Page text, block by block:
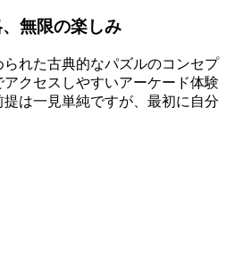
無限の楽しみ
れた古典的なパズルのコンセプ
アクセスしやすいアーケード体験
は一見単純ですが、最初に自分